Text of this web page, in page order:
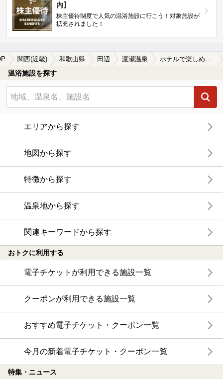
内】
株主優待制度で人気の温浴施設に行こう！対象施設が
拡充されました！
関西(近畿) 和歌山県 田辺 渡瀬温泉
温浴施設を探す
エリアから探す
地図から探す
特徴から探す
温泉地から探す
関連キーワードから探す
おトクに利用する
電子チケットが利用できる施設一覧
クーポンが利用できる施設一覧
おすすめ電子チケット・クーポン一覧
今月の新着電子チケット・クーポン一覧
特集・ニュース